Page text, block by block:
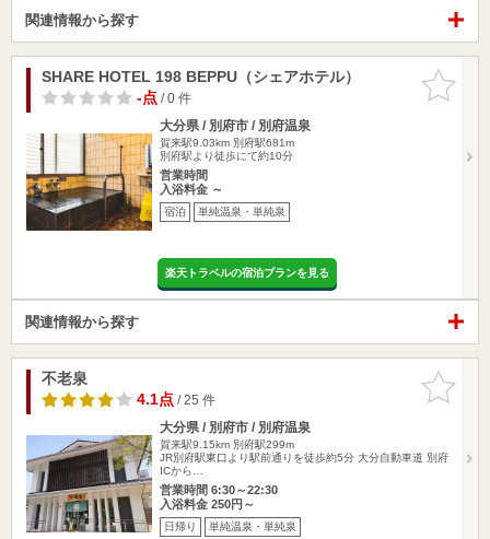
関連情報から探す
お気に入
りに追加
SHARE HOTEL 198 BEPPU（シェアホテル）
-点/ 0 件
大分県 / 別府市 / 別府温泉
賀来駅9.03km 別府駅681m
別府駅より徒歩にて約10分
営業時間
入浴料金 ～
宿泊 単純温泉・単純泉
楽天トラベルの宿泊プランを見る
関連情報から探す
お気に入
りに追加
不老泉
4.1点/ 25 件
大分県 / 別府市 / 別府温泉
賀来駅9.15km 別府駅299m
JR別府駅東口より駅前通りを徒歩約5分 大分自動車道 別府
ICから…
営業時間 6:30～22:30
入浴料金 250円～
日帰り 単純温泉・単純泉